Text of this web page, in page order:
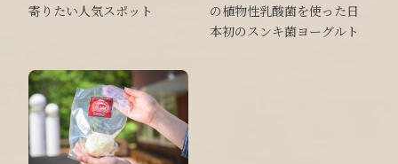
寄りたい人気スポット
の植物性乳酸菌を使った日
本初のスンキ菌ヨーグルト